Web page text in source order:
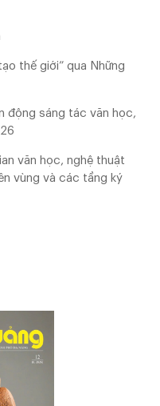
thế giới” qua Những
động sáng tác văn học,
văn học, nghệ thuật
vùng và các tầng ký